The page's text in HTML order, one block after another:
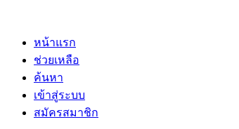
หน้าแรก
ช่วยเหลือ
ค้นหา
เข้าสู่ระบบ
สมัครสมาชิก